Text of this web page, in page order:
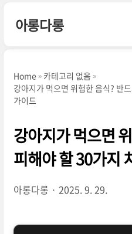
아롱다롱
Home
카테고리 없음
강아지가 먹으면 위험한 음식? 반
가이드
강아지가 먹으면
피해야 할 30가지
아롱다롱 2025. 9. 29.